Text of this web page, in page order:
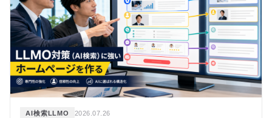
AI検索LLMO 2026.07.26